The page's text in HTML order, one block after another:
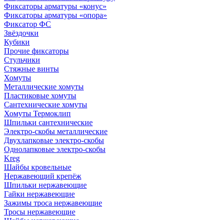
Фиксаторы арматуры «конус»
Фиксаторы арматуры «опора»
Фиксатор ФС
Звёздочки
Кубики
Прочие фиксаторы
Стульчики
Стяжные винты
Хомуты
Металлические хомуты
Пластиковые хомуты
Сантехнические хомуты
Хомуты Термоклип
Шпильки сантехнические
Электро-скобы металлические
Двухлапковые электро-скобы
Однолапковые электро-скобы
Kreg
Шайбы кровельные
Нержавеющий крепёж
Шпильки нержавеющие
Гайки нержавеющие
Зажимы троса нержавеющие
Тросы нержавеющие